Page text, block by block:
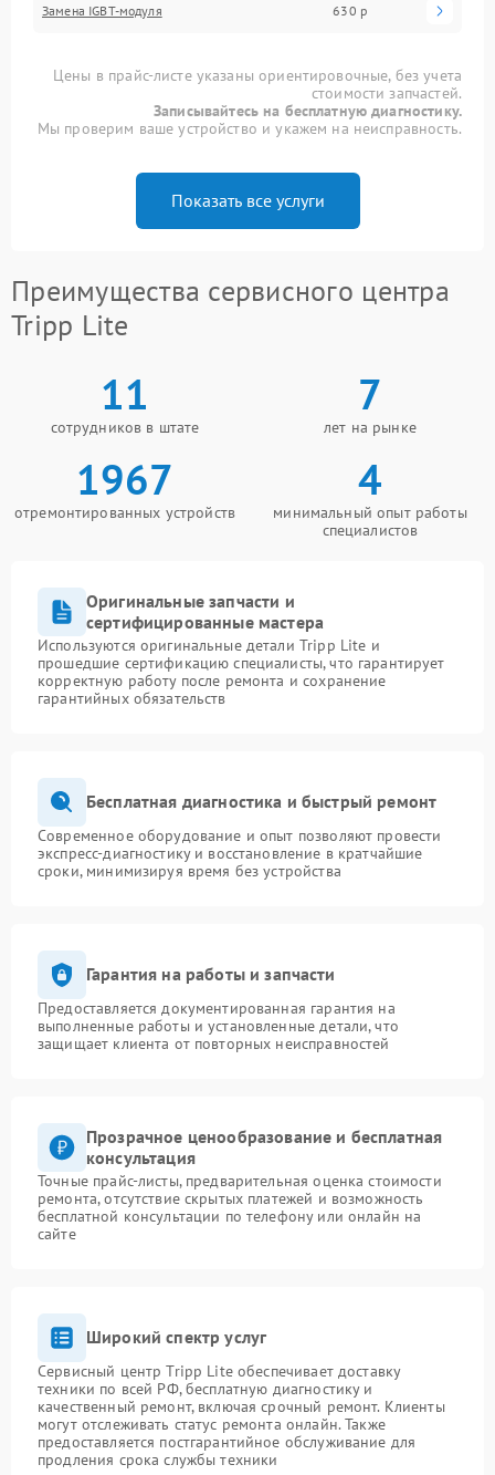
Замена IGBT-модуля 630 р
Цены в прайс-листе указаны ориентировочные, без учета
стоимости запчастей.
Записывайтесь на бесплатную диагностику.
Мы проверим ваше устройство и укажем на неисправность.
Показать все услуги
Преимущества сервисного центра
Tripp Lite
11
сотрудников в штате
7
лет на рынке
1967
отремонтированных устройств
4
минимальный опыт работы
специалистов
Оригинальные запчасти и
сертифицированные мастера
Используются оригинальные детали Tripp Lite и
прошедшие сертификацию специалисты, что гарантирует
корректную работу после ремонта и сохранение
гарантийных обязательств
Бесплатная диагностика и быстрый ремонт
Современное оборудование и опыт позволяют провести
экспресс-диагностику и восстановление в кратчайшие
сроки, минимизируя время без устройства
Гарантия на работы и запчасти
Предоставляется документированная гарантия на
выполненные работы и установленные детали, что
защищает клиента от повторных неисправностей
Прозрачное ценообразование и бесплатная
консультация
Точные прайс-листы, предварительная оценка стоимости
ремонта, отсутствие скрытых платежей и возможность
бесплатной консультации по телефону или онлайн на
сайте
Широкий спектр услуг
Сервисный центр Tripp Lite обеспечивает доставку
техники по всей РФ, бесплатную диагностику и
качественный ремонт, включая срочный ремонт. Клиенты
могут отслеживать статус ремонта онлайн. Также
предоставляется постгарантийное обслуживание для
продления срока службы техники